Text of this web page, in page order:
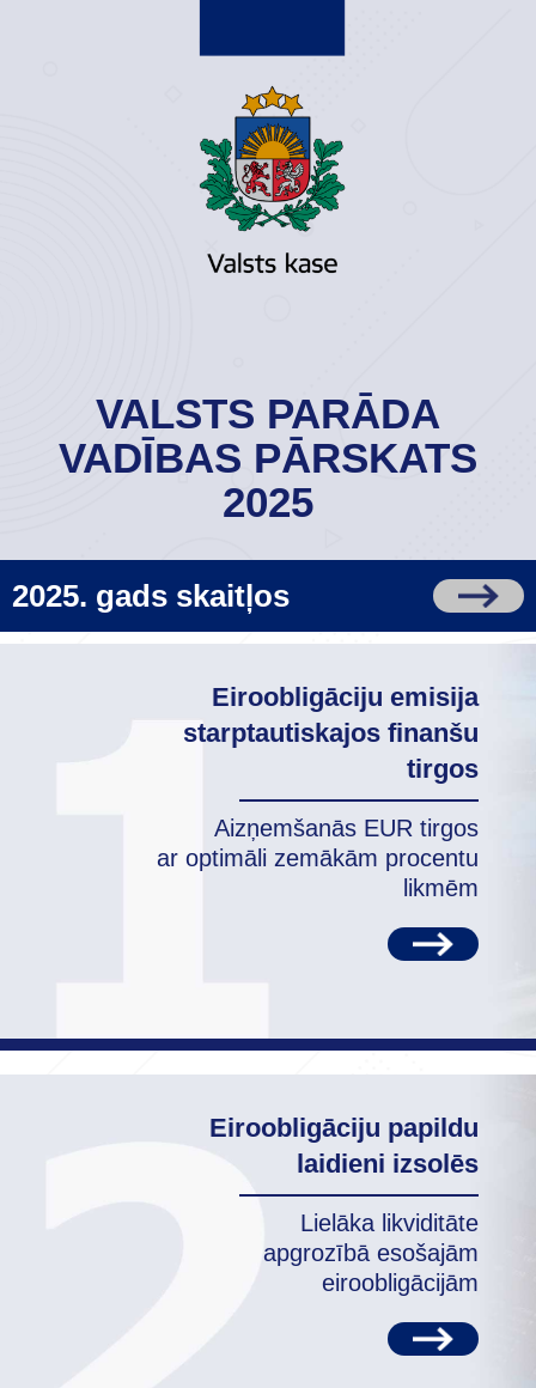
VALSTS PARĀDA
VADĪBAS PĀRSKATS
2025
2025. gads skaitļos
Eiroobligāciju emisija
starptautiskajos finanšu
tirgos
Aizņemšanās EUR tirgos
ar optimāli zemākām procentu
likmēm
Eiroobligāciju papildu
laidieni izsolēs
Lielāka likviditāte
apgrozībā esošajām
eiroobligācijām